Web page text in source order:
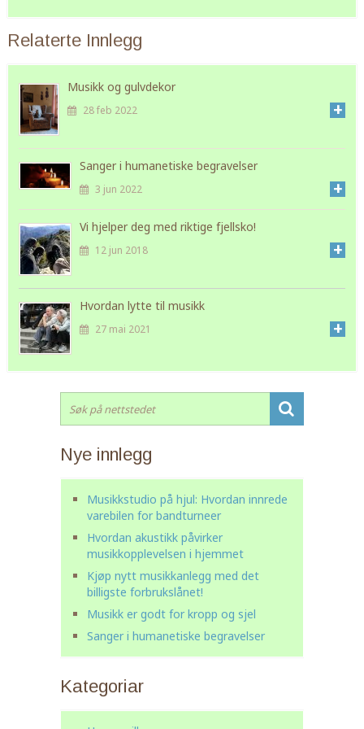
Relaterte Innlegg
Musikk og gulvdekor
28 feb 2022 +
Sanger i humanetiske begravelser
3 jun 2022 +
Vi hjelper deg med riktige fjellsko!
12 jun 2018 +
Hvordan lytte til musikk
27 mai 2021 +
Nye innlegg
Musikkstudio på hjul: Hvordan innrede
varebilen for bandturneer
Hvordan akustikk påvirker
musikkopplevelsen i hjemmet
Kjøp nytt musikkanlegg med det
billigste forbrukslånet!
Musikk er godt for kropp og sjel
Sanger i humanetiske begravelser
Kategoriar